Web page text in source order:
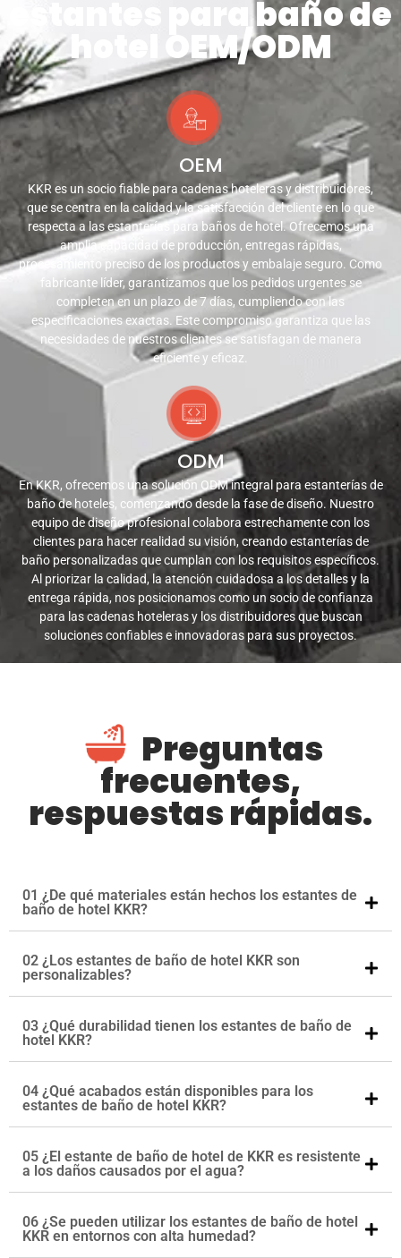
estantes para baño de
hotel OEM/ODM
OEM
KKR es un socio fiable para cadenas hoteleras y distribuidores,
que se centra en la calidad y la satisfacción del cliente en lo que
respecta a las estanterías para baños de hotel. Ofrecemos una
amplia capacidad de producción, entregas rápidas,
procesamiento preciso de los productos y embalaje seguro. Como
fabricante líder, garantizamos que los pedidos urgentes se
completen en un plazo de 7 días, cumpliendo con las
especificaciones exactas. Este compromiso garantiza que las
necesidades de nuestros clientes se satisfagan de manera
eficiente y eficaz.
ODM
En KKR, ofrecemos una solución ODM integral para estanterías de
baño de hoteles, comenzando desde la fase de diseño. Nuestro
equipo de diseño profesional colabora estrechamente con los
clientes para hacer realidad su visión, creando estanterías de
baño personalizadas que cumplan con los requisitos específicos.
Al priorizar la calidad, la atención cuidadosa a los detalles y la
entrega rápida, nos posicionamos como un socio de confianza
para las cadenas hoteleras y los distribuidores que buscan
soluciones confiables e innovadoras para sus proyectos.
Preguntas
frecuentes,
respuestas rápidas.
01 ¿De qué materiales están hechos los estantes de
baño de hotel KKR?
02 ¿Los estantes de baño de hotel KKR son
personalizables?
03 ¿Qué durabilidad tienen los estantes de baño de
hotel KKR?
04 ¿Qué acabados están disponibles para los
estantes de baño de hotel KKR?
05 ¿El estante de baño de hotel de KKR es resistente
a los daños causados ​​por el agua?
06 ¿Se pueden utilizar los estantes de baño de hotel
KKR en entornos con alta humedad?